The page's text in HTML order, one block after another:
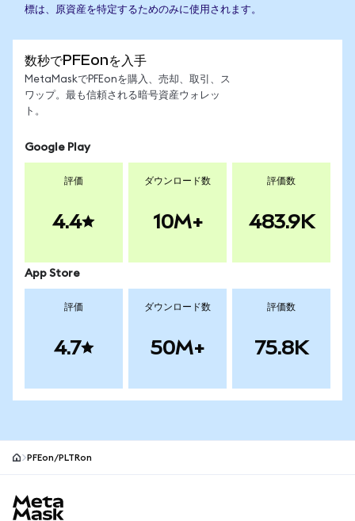
標は、原資産を特定するためのみに使用されます。
数秒でPFEonを入手
MetaMaskでPFEonを購入、売却、取引、ス
ワップ。最も信頼される暗号資産ウォレッ
ト。
Google Play
評価
4.4
ダウンロード数
10M+
評価数
483.9K
App Store
評価
4.7
ダウンロード数
50M+
評価数
75.8K
PFEon/PLTRon